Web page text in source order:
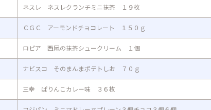
ネスレ ネスレクランチミニ抹茶 １９枚
ＣＧＣ アーモンドチョコレート １５０ｇ
ロピア 西尾の抹茶シュークリーム １個
ナビスコ そのまんまポテトしお ７０ｇ
三幸 ぱりんこカレー味 ３６枚